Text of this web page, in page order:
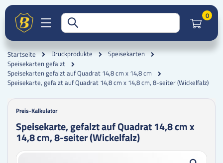
0
Startseite Druckprodukte
Speisekarten
Speisekarten gefalzt
Speisekarten gefalzt auf Quadrat 14,8 cm x 14,8 cm
Speisekarte, gefalzt auf Quadrat 14,8 cm x 14,8 cm, 8-seiter (Wickelfalz)
Preis-Kalkulator
Speisekarte, gefalzt auf Quadrat 14,8 cm x
14,8 cm, 8-seiter (Wickelfalz)
Zum
Zum